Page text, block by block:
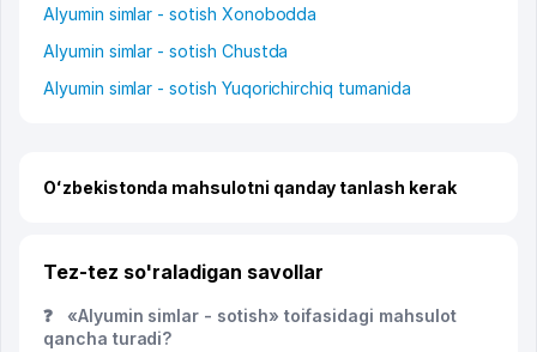
Alyumin simlar - sotish Xonobodda
Alyumin simlar - sotish Chustda
Alyumin simlar - sotish Yuqorichirchiq tumanida
Oʻzbekistonda mahsulotni qanday tanlash kerak
Tez-tez so'raladigan savollar
❓
«Alyumin simlar - sotish» toifasidagi mahsulot
qancha turadi?